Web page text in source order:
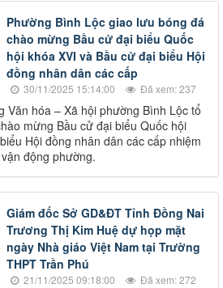
Phường Bình Lộc giao lưu bóng đá
chào mừng Bầu cử đại biểu Quốc
hội khóa XVI và Bầu cử đại biểu Hội
đồng nhân dân các cấp
30/11/2025 15:14:00 Đã xem: 237
Văn hóa – Xã hội phường Bình Lộc tổ
mừng Bầu cử đại biểu Quốc hội
Hội đồng nhân dân các cấp nhiệm
động phường.
Giám đốc Sở GD&ĐT Tỉnh Đồng Nai
Trương Thị Kim Huệ dự họp mặt
ngày Nhà giáo Việt Nam tại Trường
THPT Trần Phú
21/11/2025 09:18:00 Đã xem: 272